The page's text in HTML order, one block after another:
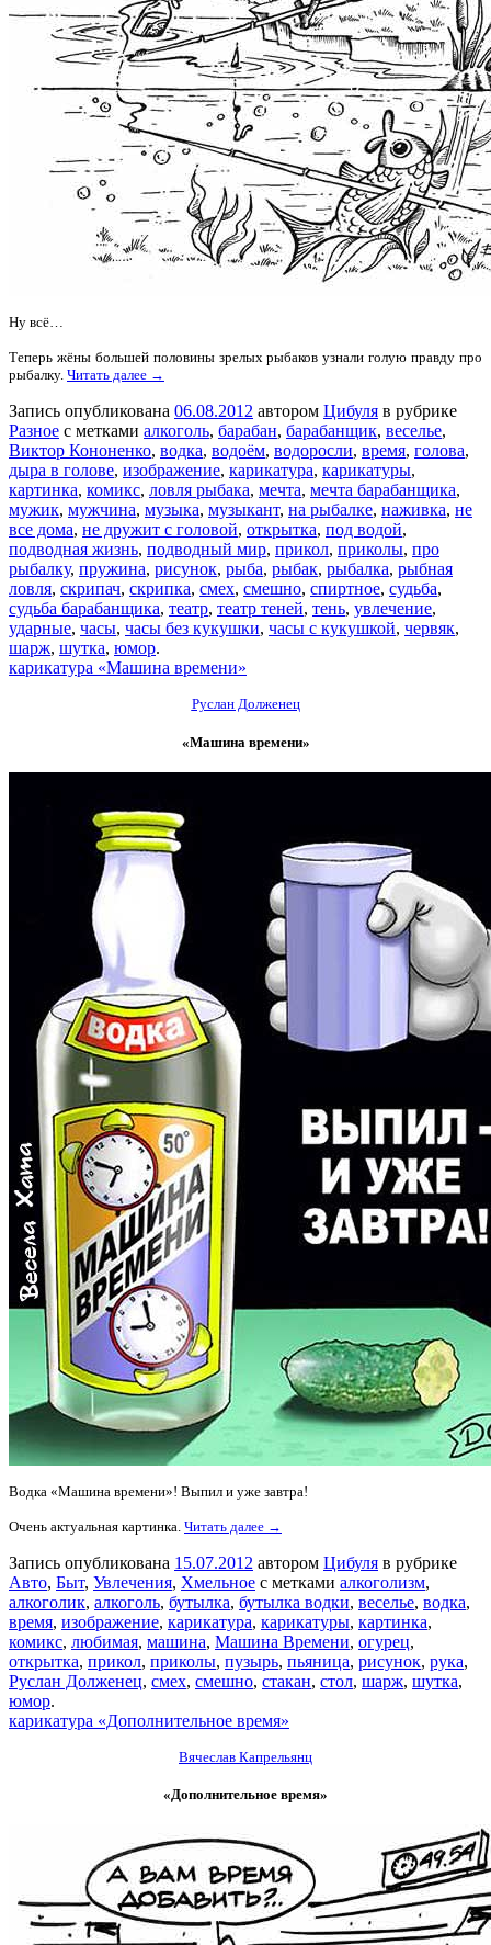
Ну всё…
Теперь жёны большей половины зрелых рыбаков узнали голую правду про
рыбалку. Читать далее →
Запись опубликована 06.08.2012 автором Цибуля в рубрике
Разное с метками алкоголь, барабан, барабанщик, веселье,
Виктор Кононенко, водка, водоём, водоросли, время, голова,
дыра в голове, изображение, карикатура, карикатуры,
картинка, комикс, ловля рыбака, мечта, мечта барабанщика,
мужик, мужчина, музыка, музыкант, на рыбалке, наживка, не
все дома, не дружит с головой, открытка, под водой,
подводная жизнь, подводный мир, прикол, приколы, про
рыбалку, пружина, рисунок, рыба, рыбак, рыбалка, рыбная
ловля, скрипач, скрипка, смех, смешно, спиртное, судьба,
судьба барабанщика, театр, театр теней, тень, увлечение,
ударные, часы, часы без кукушки, часы с кукушкой, червяк,
шарж, шутка, юмор.
карикатура «Машина времени»
Руслан Долженец
«Машина времени»
Водка «Машина времени»! Выпил и уже завтра!
Очень актуальная картинка. Читать далее →
Запись опубликована 15.07.2012 автором Цибуля в рубрике
Авто, Быт, Увлечения, Хмельное с метками алкоголизм,
алкоголик, алкоголь, бутылка, бутылка водки, веселье, водка,
время, изображение, карикатура, карикатуры, картинка,
комикс, любимая, машина, Машина Времени, огурец,
открытка, прикол, приколы, пузырь, пьяница, рисунок, рука,
Руслан Долженец, смех, смешно, стакан, стол, шарж, шутка,
юмор.
карикатура «Дополнительное время»
Вячеслав Капрельянц
«Дополнительное время»